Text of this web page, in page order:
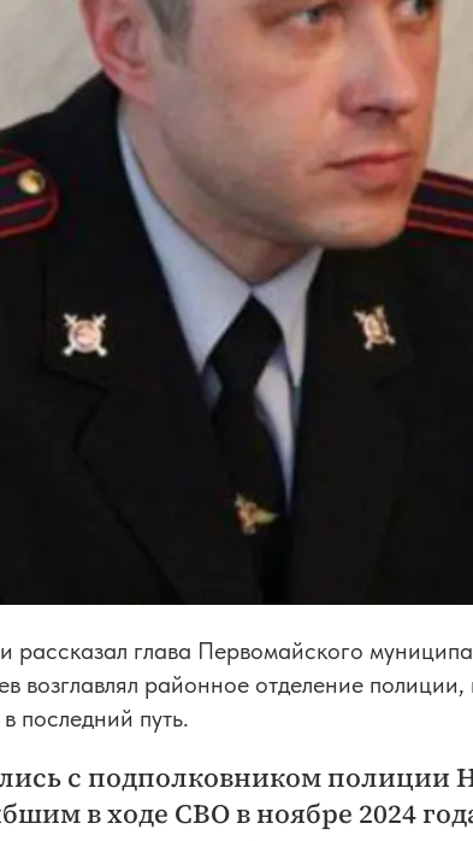
глава Первомайского
возглавлял районное отделение
последний путь.
с подполковником полиции
в ходе СВО в ноябре 2024